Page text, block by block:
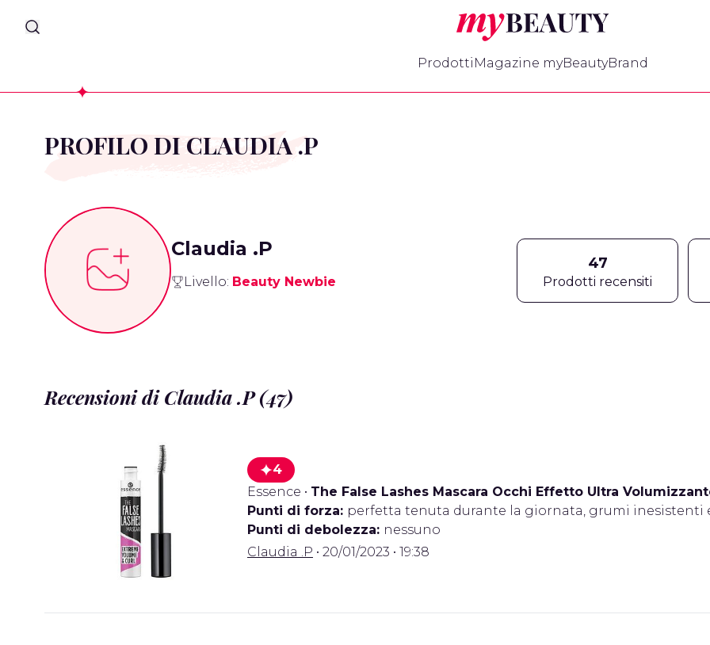
myBeauty
Prodotti Magazine myBeautyBrand
PROFILO DI CLAUDIA .P
Claudia .P
Livello: Beauty Newbie
47
Prodotti recensiti
Recensioni di Claudia .P (47)
4
Essence • The False Lashes Mascara Occhi Effetto Ultra
Punti di forza: perfetta tenuta durante la giornata, grumi inesistenti
Punti di debolezza: nessuno
Claudia .P • 20/01/2023 • 19:38